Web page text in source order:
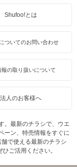
Shufoo!とは
ついてのお問い合わせ
報の取り扱いについて
法人のお客様へ
。最新のチラシで、ウエ
ーン、特売情報をすぐに
で使える最新のチラシ
ご活用ください。